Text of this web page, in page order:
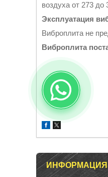
воздуха от 273
Эксплуатация
Виброплита не
Виброплита
ИНФОРМАЦИЯ